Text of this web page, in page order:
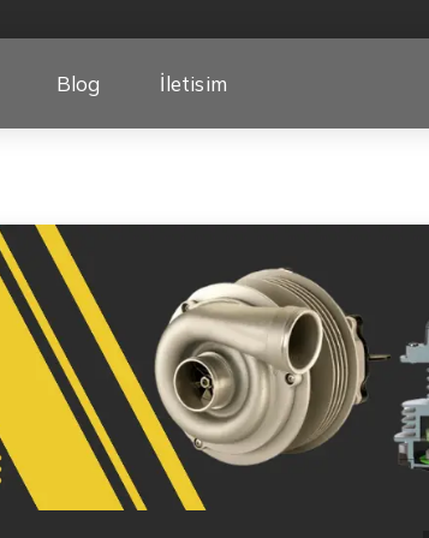
Blog İletisim